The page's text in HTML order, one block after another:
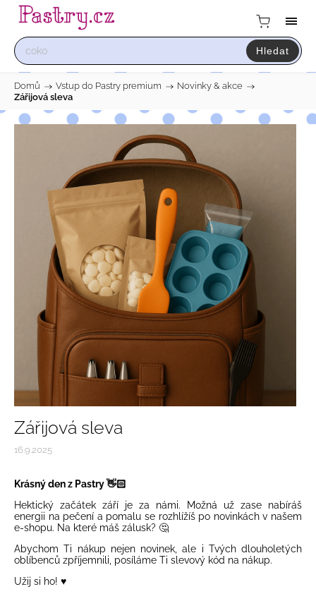
Hledat
Domů / Vstup do Pastry premium / Novinky & akce /
Zářijová sleva
Zářijová sleva
16.9.2025
Krásný den z Pastry 👋🏻
Hektický začátek září je za námi. Možná už zase nabíráš
energii na pečení a pomalu se rozhlížíš po novinkách v našem
e-shopu. Na které máš zálusk? 🤔
Abychom Ti nákup nejen novinek, ale i Tvých dlouholetých
oblíbenců zpříjemnili, posíláme Ti slevový kód na nákup.
Užij si ho! ♥️